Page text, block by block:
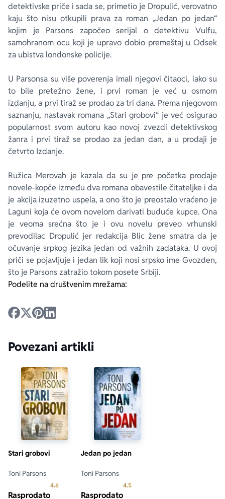
detektivske priče i sada se, primetio je Dropulić, verovatno
kaju što nisu otkupili prava za roman „Jedan po jedan“
kojim je Parsons započeo serijal o detektivu Vulfu,
samohranom ocu koji je upravo dobio premeštaj u Odsek
za ubistva londonske policije.
U Parsonsa su više poverenja imali njegovi čitaoci, iako su
to bile pretežno žene, i prvi roman je već u osmom
izdanju, a prvi tiraž se prodao za tri dana. Prema njegovom
saznanju, nastavak romana „Stari grobovi“ je već osigurao
popularnost svom autoru kao novoj zvezdi detektivskog
žanra i prvi tiraž se prodao za jedan dan, a u prodaji je
četvrto Izdanje.
Ružica Merovah je kazala da su je pre početka prodaje
novele-kopče između dva romana obavestile čitateljke i da
je akcija izuzetno uspela, a ono što je preostalo vraćeno je
Laguni koja će ovom novelom darivati buduće kupce. Ona
je veoma srećna što je i ovu novelu preveo vrhunski
prevodilac Dropulić jer redakcija Blic žene smatra da je
očuvanje srpkog jezika jedan od važnih zadataka. U ovoj
priči se pojavljuje i jedan lik koji nosi srpsko ime Gvozden,
što je Parsons zatražio tokom posete Srbiji.
Podelite na društvenim mrežama:
Povezani artikli
Stari grobovi
Toni Parsons
4.6Prosecna ocena je 4.6 od 5
Rasprodato
Jedan po jedan
Toni Parsons
4.5Prosecna ocena je 4.5 od 5
Rasprodato